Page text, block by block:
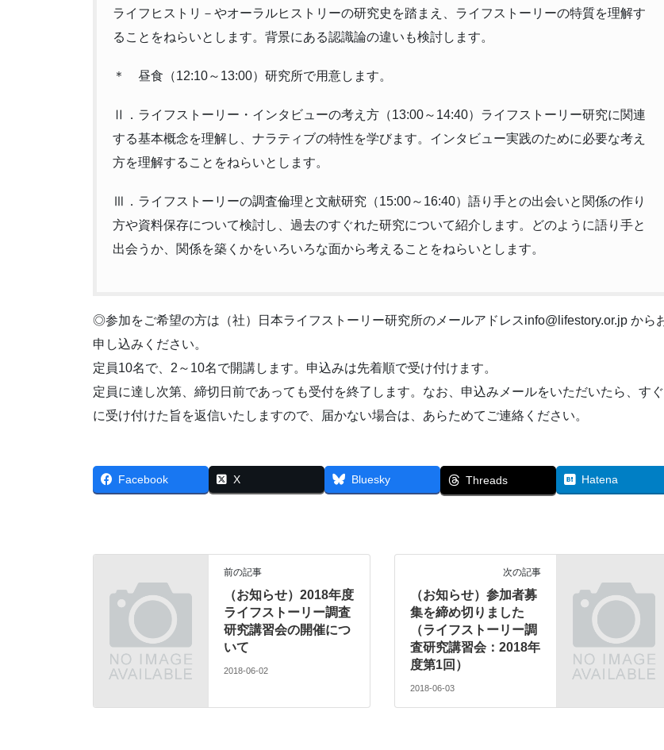
ライフヒストリ－やオーラルヒストリーの研究史を踏まえ、ライフストーリーの特質を理解す
ることをねらいとします。背景にある認識論の違いも検討します。
＊ 昼食（12:10～13:00）研究所で用意します。
Ⅱ．ライフストーリー・インタビューの考え方（13:00～14:40）ライフストーリー研究に関連
する基本概念を理解し、ナラティブの特性を学びます。インタビュー実践のために必要な考え
方を理解することをねらいとします。
Ⅲ．ライフストーリーの調査倫理と文献研究（15:00～16:40）語り手との出会いと関係の作り
方や資料保存について検討し、過去のすぐれた研究について紹介します。どのように語り手と
出会うか、関係を築くかをいろいろな面から考えることをねらいとします。
◎参加をご希望の方は（社）日本ライフストーリー研究所のメールアドレスinfo@lifestory.or.jp から
申し込みください。
定員10名で、2～10名で開講します。申込みは先着順で受け付けます。
定員に達し次第、締切日前であっても受付を終了します。なお、申込みメールをいただいたら、すぐ
に受け付けた旨を返信いたしますので、届かない場合は、あらためてご連絡ください。
Facebook X Bluesky Threads Hatena
前の記事
（お知らせ）2018年度
ライフストーリー調査
研究講習会の開催につ
いて
2018-06-02
次の記事
（お知らせ）参加者募
集を締め切りました
（ライフストーリー調
査研究講習会：2018年
度第1回）
2018-06-03